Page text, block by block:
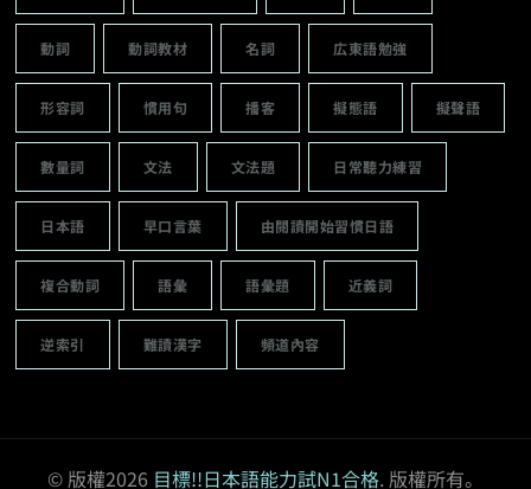
動詞 動詞教材 名詞 広東語勉強
形容詞 慣用句 播客 擬態語 擬聲語
數量詞 文法 文法題 日常聽力練習
日本語 早口言葉 由閱讀開始習慣日語
複合動詞 語彙 語彙題 近義詞
逆索引 難讀漢字 頻道內容
© 版權2026 目標!!日本語能力試N1合格. 版權所有。